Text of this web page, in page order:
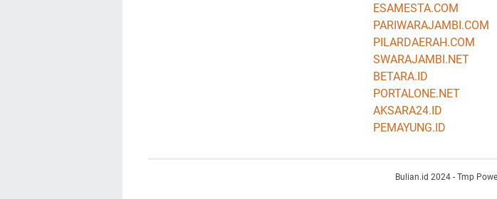
ESAMESTA.COM
PARIWARAJAMBI.COM
PILARDAERAH.COM
SWARAJAMBI.NET
BETARA.ID
PORTALONE.NET
AKSARA24.ID
PEMAYUNG.ID
Bulian.id 2024 - Tmp